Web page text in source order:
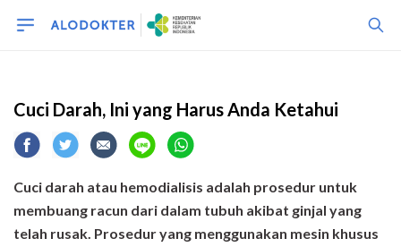
Cuci Darah, Ini yang Harus Anda Ketahui
Cuci darah atau hemodialisis adalah prosedur untuk
membuang racun dari dalam tubuh akibat ginjal yang
telah rusak. Prosedur yang menggunakan mesin khusus